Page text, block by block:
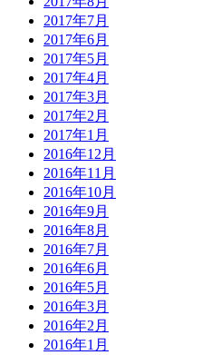
2017年7月
2017年6月
2017年5月
2017年4月
2017年3月
2017年2月
2017年1月
2016年12月
2016年11月
2016年10月
2016年9月
2016年8月
2016年7月
2016年6月
2016年5月
2016年3月
2016年2月
2016年1月